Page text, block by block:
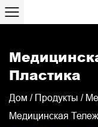
Пластика
Дом / Продукты /
Медицинская